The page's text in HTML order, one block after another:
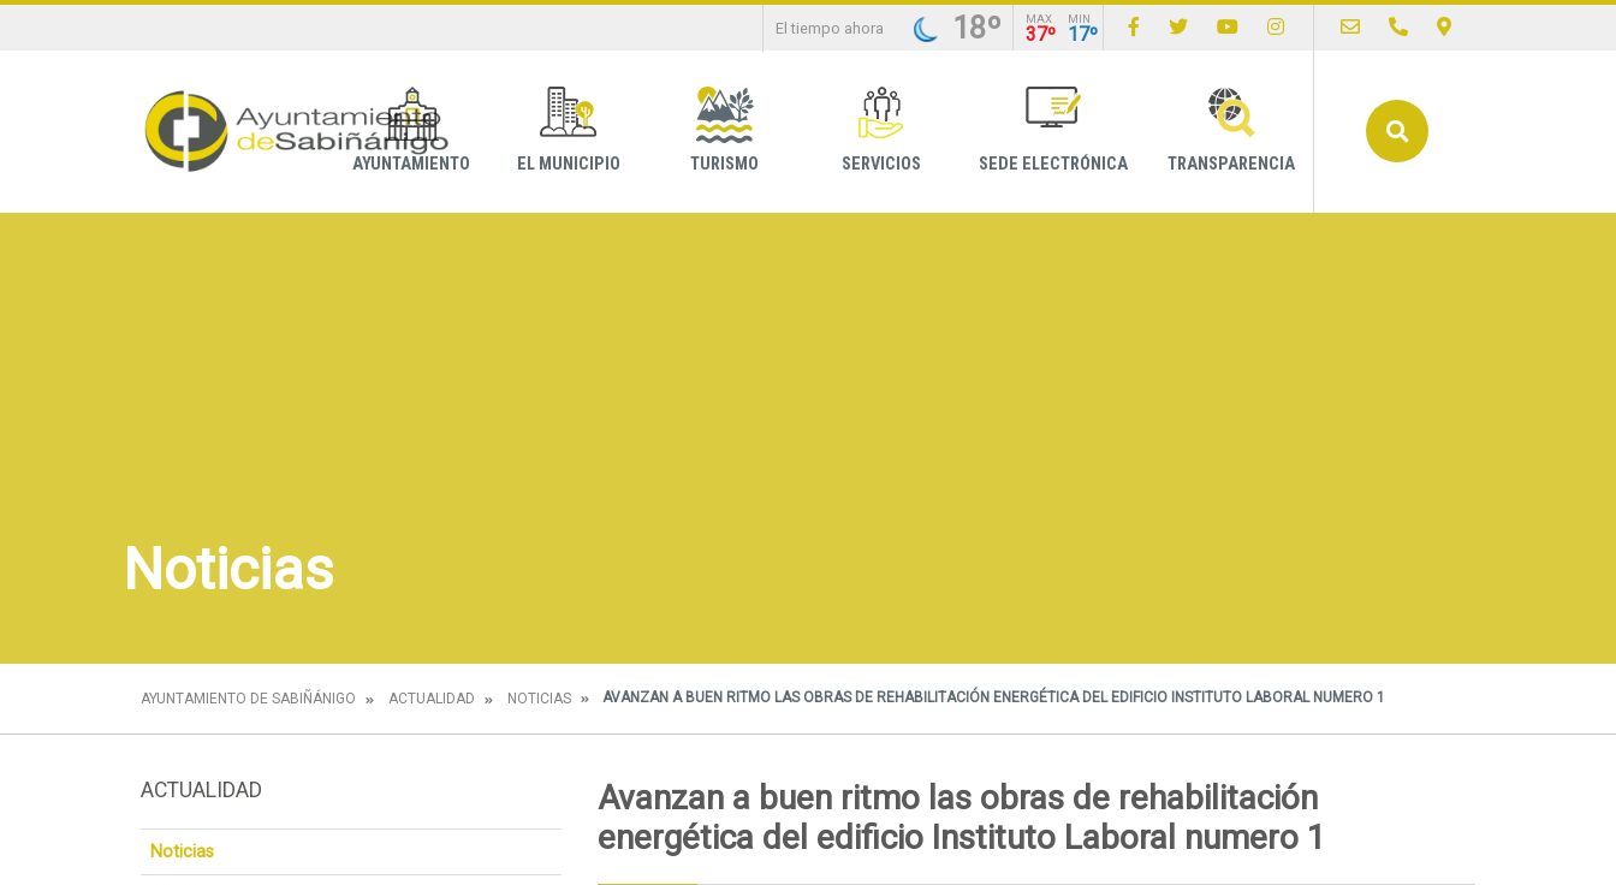
El tiempo ahora 18º MAX
37º
MIN
17º
AYUNTAMIENTO EL MUNICIPIO TURISMO SERVICIOS SEDE ELECTRÓNICA TRANSPARENCIA
Noticias
AYUNTAMIENTO DE SABIÑÁNIGO ACTUALIDAD NOTICIAS AVANZAN A BUEN RITMO LAS OBRAS DE REHABILITACIÓN ENERGÉTICA DEL EDIFICIO INSTITUTO LABORAL NUMERO 1
ACTUALIDAD
Noticias
Avanzan a buen ritmo las obras de rehabilitación
energética del edificio Instituto Laboral numero 1